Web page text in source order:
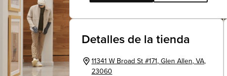
Detalles de la tienda
11341 W Broad St #171 , Glen Allen, VA,
23060